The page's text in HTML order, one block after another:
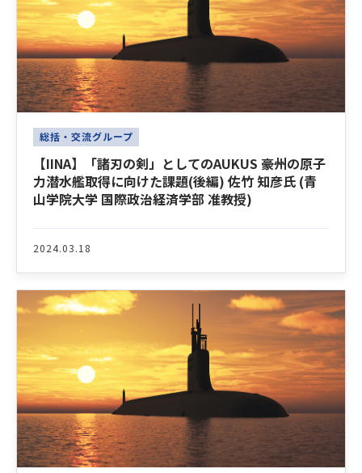
総括・交流グループ
【IINA】「諸刃の剣」としてのAUKUS ――豪州の原子
力潜水艦取得に向けた課題(後編) 佐竹 知彦氏 (青
山学院大学 国際政治経済学部 准教授)
2024.03.18